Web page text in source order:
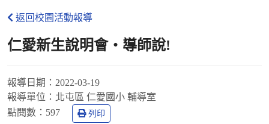
返回校園活動報導
仁愛新生說明會‧導師說!
報導日期： 2022-03-19
報導單位： 北屯區 仁愛國小 輔導室
點閱數： 597 列印